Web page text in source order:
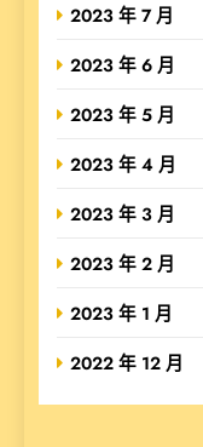
2023 年 7 月
2023 年 6 月
2023 年 5 月
2023 年 4 月
2023 年 3 月
2023 年 2 月
2023 年 1 月
2022 年 12 月